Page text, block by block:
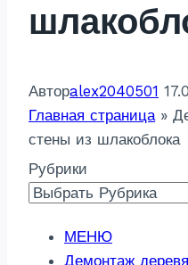
Авторalex2040501
Главная страница »
стены из шлакоблока
Рубрики
МЕНЮ
Демонтаж